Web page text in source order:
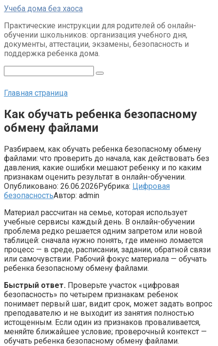
Перейти
контенту
Учеба дома без хаоса
Практические инструкции для родителей об онлайн-
обучении школьников: организация учебного дня,
документы, аттестации, экзамены, безопасность и
поддержка ребенка дома.
Главная страница
Как обучать ребенка безопасному
обмену файлами
Разбираем, как обучать ребенка безопасному обмену
файлами: что проверить до начала, как действовать без
давления, какие ошибки мешают ребенку и по каким
признакам оценить результат в онлайн-обучении.
Опубликовано: 26.06.2026Рубрика: Цифровая
безопасностьАвтор: admin
Материал рассчитан на семье, которая использует
учебные сервисы каждый день. В онлайн-обучении
проблема редко решается одним запретом или новой
таблицей: сначала нужно понять, где именно ломается
процесс — в среде, расписании, задании, обратной связи
или самочувствии. Рабочий фокус материала — обучать
ребенка безопасному обмену файлами.
Быстрый ответ. Проверьте участок «цифровая
безопасность» по четырем признакам: ребенок
понимает первый шаг, видит срок, может задать вопрос
преподавателю и не выходит из занятия полностью
истощенным. Если один из признаков проваливается,
меняйте ближайшее условие; проверочный контекст —
обучать ребенка безопасному обмену файлами.